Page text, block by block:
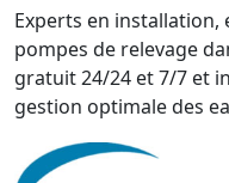
Experts en
pompes de relevage
gratuit 24/24 et 7/7 et
gestion optimale des